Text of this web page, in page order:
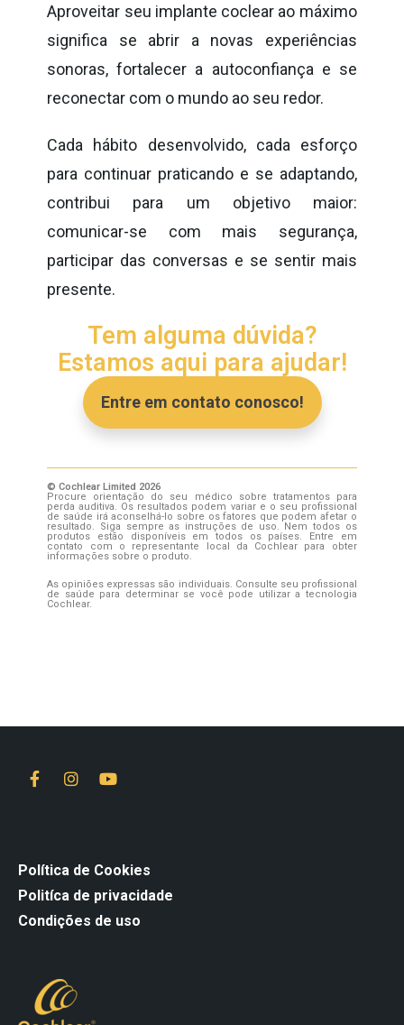
Aproveitar seu implante coclear ao máximo
significa se abrir a novas experiências
sonoras, fortalecer a autoconfiança e se
reconectar com o mundo ao seu redor.
Cada hábito desenvolvido, cada esforço
para continuar praticando e se adaptando,
contribui para um objetivo maior:
comunicar-se com mais segurança,
participar das conversas e se sentir mais
presente.
Tem alguma dúvida?
Estamos aqui para ajudar!
Entre em contato conosco!
© Cochlear Limited 2026
Procure orientação do seu médico sobre tratamentos para
perda auditiva. Os resultados podem variar e o seu profissional
de saúde irá aconselhá-lo sobre os fatores que podem afetar o
resultado. Siga sempre as instruções de uso. Nem todos os
produtos estão disponíveis em todos os países. Entre em
contato com o representante local da Cochlear para obter
informações sobre o produto.
As opiniões expressas são individuais. Consulte seu profissional
de saúde para determinar se você pode utilizar a tecnologia
Cochlear.
Política de Cookies
Politíca de privacidade
Condições de uso